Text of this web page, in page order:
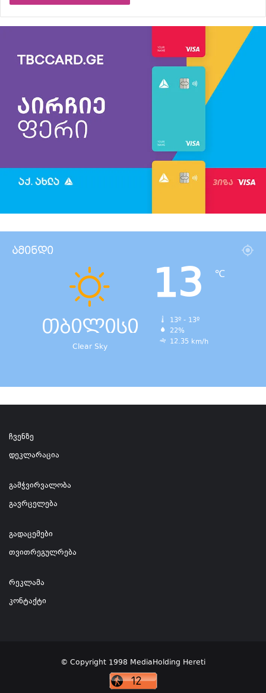
ამინდი
თბილისი
Clear Sky
13 ℃
13º - 13º
22%
12.35 km/h
ჩვენზე
დეკლარაცია
გამჭვირვალობა
გავრცელება
გადაცემები
თვითრეგულრება
რეკლამა
კონტაქტი
© Copyright 1998 MediaHolding Hereti